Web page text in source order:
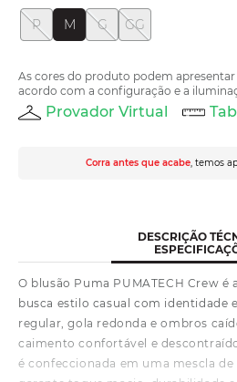
G GG
M
P
As cores do produto podem
acordo com a configuração e a
Provador Virtual
Corra antes que acabe , temos
DESCRIÇÃO
O blusão Puma PUMATECH Crew é
busca estilo casual com identidade
regular, gola redonda e ombros
caimento confortável e
é confeccionada em uma mescla